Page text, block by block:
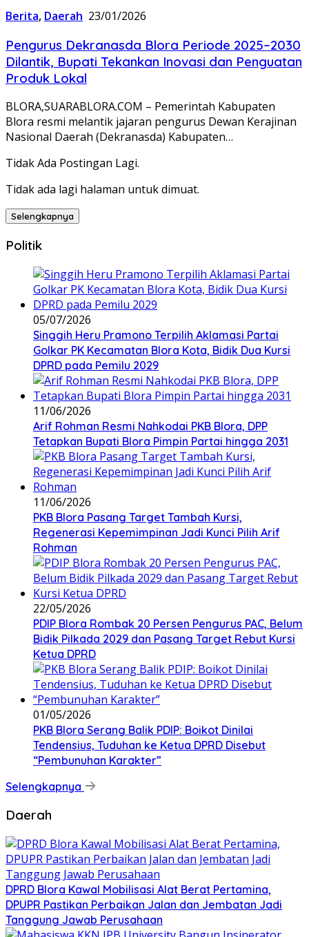
Berita, Daerah 23/01/2026
Pengurus Dekranasda Blora Periode 2025–2030
Dilantik, Bupati Tekankan Inovasi dan Penguatan
Produk Lokal
BLORA,SUARABLORA.COM – Pemerintah Kabupaten
Blora resmi melantik jajaran pengurus Dewan Kerajinan
Nasional Daerah (Dekranasda) Kabupaten…
Tidak Ada Postingan Lagi.
Tidak ada lagi halaman untuk dimuat.
Selengkapnya
Politik
05/07/2026
Singgih Heru Pramono Terpilih Aklamasi Partai
Golkar PK Kecamatan Blora Kota, Bidik Dua Kursi
DPRD pada Pemilu 2029
11/06/2026
Arif Rohman Resmi Nahkodai PKB Blora, DPP
Tetapkan Bupati Blora Pimpin Partai hingga 2031
11/06/2026
PKB Blora Pasang Target Tambah Kursi,
Regenerasi Kepemimpinan Jadi Kunci Pilih Arif
Rohman
22/05/2026
PDIP Blora Rombak 20 Persen Pengurus PAC, Belum
Bidik Pilkada 2029 dan Pasang Target Rebut Kursi
Ketua DPRD
01/05/2026
PKB Blora Serang Balik PDIP: Boikot Dinilai
Tendensius, Tuduhan ke Ketua DPRD Disebut
“Pembunuhan Karakter”
Selengkapnya
Daerah
DPRD Blora Kawal Mobilisasi Alat Berat Pertamina,
DPUPR Pastikan Perbaikan Jalan dan Jembatan Jadi
Tanggung Jawab Perusahaan